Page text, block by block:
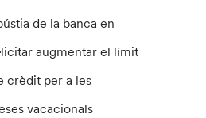
de la banca en
augmentar el límit
crèdit per a les
vacacionals